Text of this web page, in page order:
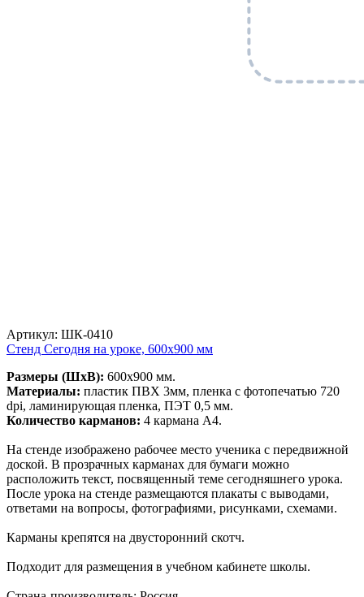
Артикул: ШК-0410
Стенд Сегодня на уроке, 600х900 мм
Размеры (ШхВ): 600х900 мм.
Материалы: пластик ПВХ 3мм, пленка с фотопечатью 720
dpi, ламинирующая пленка, ПЭТ 0,5 мм.
Количество карманов: 4 кармана А4.
На стенде изображено рабочее место ученика с передвижной
доской. В прозрачных карманах для бумаги можно
расположить текст, посвященный теме сегодняшнего урока.
После урока на стенде размещаются плакаты с выводами,
ответами на вопросы, фотографиями, рисунками, схемами.
Карманы крепятся на двусторонний скотч.
Подходит для размещения в учебном кабинете школы.